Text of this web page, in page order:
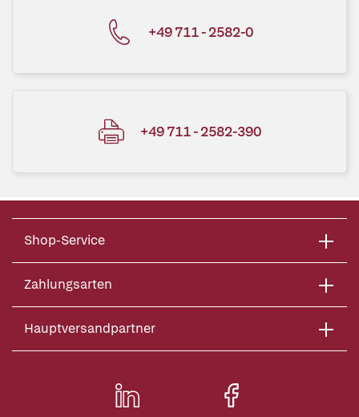
+49 711 - 2582-0
+49 711 - 2582-390
Shop-Service
Zahlungsarten
Hauptversandpartner